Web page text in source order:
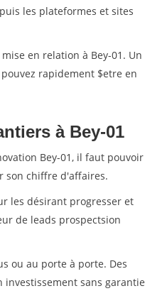
les plateformes et sites
en relation à Bey-01. Un
rapidement $etre en
à Bey-01
Bey-01, il faut pouvoir
son chiffre d'affaires.
les désirant progresser et
de leads prospectsion
ou au porte à porte. Des
sans garantie